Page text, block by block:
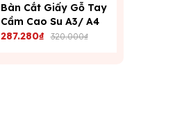
Bàn Cắt Giấy Gỗ Tay
Cầm Cao Su A3/ A4
287.280₫ 320.000₫